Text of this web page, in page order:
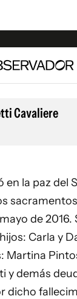
Cavaliere
en la paz del
de 2016.
Carla y
Martina
y demás
dicho